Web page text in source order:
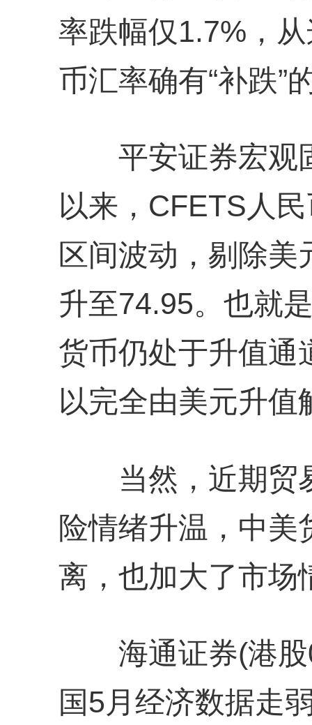
率跌幅仅1.7%，
币汇率确有“补跌”
平安证券宏观
以来，CFETS人
区间波动，剔除
升至74.95。也就
货币仍处于升值通
以完全由美元升值
当然，近期贸
险情绪升温，中美
离，也加大了市场
海通证券(港股
国5月经济数据走